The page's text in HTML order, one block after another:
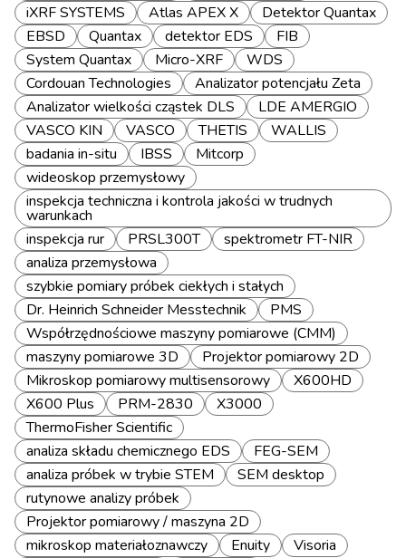
iXRF SYSTEMS
Atlas APEX X
Detektor Quantax
EBSD
Quantax detektor EDS
FIB
System Quantax
Micro-XRF
WDS
Cordouan Technologies
Analizator potencjału Zeta
Analizator wielkości cząstek DLS
LDE AMERGIO
VASCO KIN
VASCO THETIS
WALLIS
badania in-situ
IBSS
Mitcorp
wideoskop przemysłowy
inspekcja techniczna i kontrola jakości w trudnych
warunkach
inspekcja rur
PRSL300T
spektrometr FT-NIR
analiza przemysłowa
szybkie pomiary próbek ciekłych i stałych
Dr. Heinrich Schneider Messtechnik
PMS
Współrzędnościowe maszyny pomiarowe (CMM)
maszyny pomiarowe 3D
Projektor pomiarowy 2D
Mikroskop pomiarowy multisensorowy
X600HD
X600 Plus
PRM-2830
X3000
ThermoFisher Scientific
analiza składu chemicznego EDS
FEG-SEM
analiza próbek w trybie STEM
SEM desktop
rutynowe analizy próbek
Projektor pomiarowy / maszyna 2D
mikroskop materiałoznawczy
Enuity
Visoria